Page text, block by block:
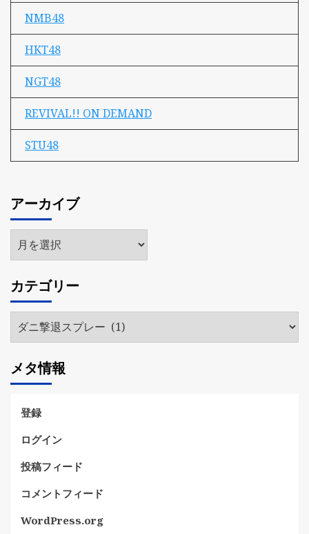
NMB48
HKT48
NGT48
REVIVAL!! ON DEMAND
STU48
アーカイブ
ア
ー
イ
ブ
カテゴリー
テ
リ
ー
メタ情報
登録
ログイン
投稿フィード
コメントフィード
WordPress.org